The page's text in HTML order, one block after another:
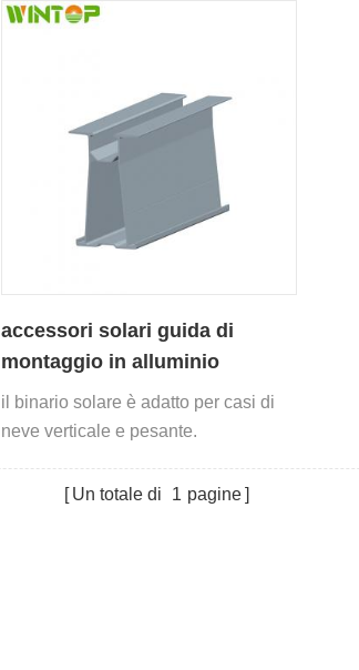
pannello solare con piede a L.
accessori solari guida di
montaggio in alluminio
il binario solare è adatto per casi di
neve verticale e pesante.
Un totale di 1 pagine